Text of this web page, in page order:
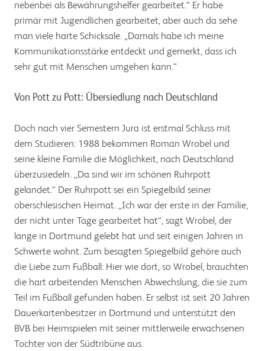
nebenbei als Bewährungshelfer gearbeitet.“ Er habe
primär mit Jugendlichen gearbeitet, aber auch da sehe
man viele harte Schicksale. „Damals habe ich meine
Kommunikationsstärke entdeckt und gemerkt, dass ich
sehr gut mit Menschen umgehen kann.“
Von Pott zu Pott: Übersiedlung nach Deutschland
Doch nach vier Semestern Jura ist erstmal Schluss mit
dem Studieren: 1988 bekommen Roman Wrobel und
seine kleine Familie die Möglichkeit, nach Deutschland
überzusiedeln. „Da sind wir im schönen Ruhrpott
gelandet.“ Der Ruhrpott sei ein Spiegelbild seiner
oberschlesischen Heimat. „Ich war der erste in der Familie,
der nicht unter Tage gearbeitet hat“, sagt Wrobel, der
lange in Dortmund gelebt hat und seit einigen Jahren in
Schwerte wohnt. Zum besagten Spiegelbild gehöre auch
die Liebe zum Fußball: Hier wie dort, so Wrobel, brauchten
die hart arbeitenden Menschen Abwechslung, die sie zum
Teil im Fußball gefunden haben. Er selbst ist seit 20 Jahren
Dauerkartenbesitzer in Dortmund und unterstützt den
BVB bei Heimspielen mit seiner mittlerweile erwachsenen
Tochter von der Südtribüne aus.